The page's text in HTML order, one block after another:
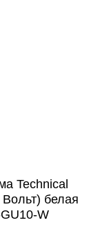
Technical
белая
W